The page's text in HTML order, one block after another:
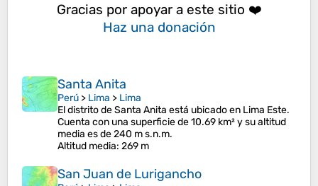
Gracias por apoyar a este sitio ❤️
Haz una donación
Santa Anita
Perú > Lima > Lima
El distrito de Santa Anita está ubicado en Lima Este.
Cuenta con una superficie de 10.69 km² y su altitud
media es de 240 m s.n.m.
Altitud media: 269 m
San Juan de Lurigancho